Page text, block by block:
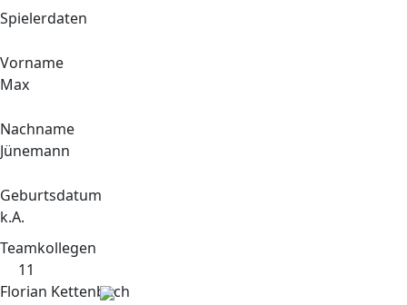
Spielerdaten
Vorname
Max
Nachname
Jünemann
Geburtsdatum
k.A.
Teamkollegen
11
Florian Kettenbach